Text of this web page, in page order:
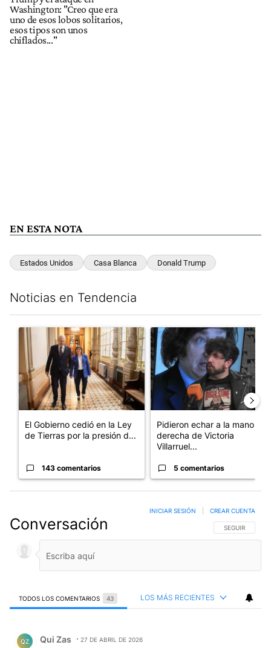
Washington: "Creo que era
uno de esos lobos solitarios,
esos tipos son unos
chiflados..."
EN ESTA NOTA
Estados Unidos Casa Blanca Donald Trump
Noticias en Tendencia
Un artículo de tendencia con el título "El Gobierno cedió en
El Gobierno cedió en la Ley
de Tierras por la presión d...
143 comentarios
Un artículo de tendencia con
Pidieron echar a la mano
derecha de Victoria
Villarruel...
5 comentarios
Conversación SIGA ESTA
SEGUIR
INICIAR SESIÓN CREAR CUENTA
TODOS LOS COMENTARIOS 43 LOS MÁS RECIENTES
QZ Qui Zas 27 DE ABRIL DE 2026